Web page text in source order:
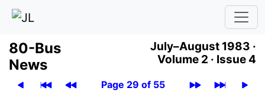
80-Bus
News
July–August 1983 ·
Volume 2 · Issue 4
Page 29 of 55